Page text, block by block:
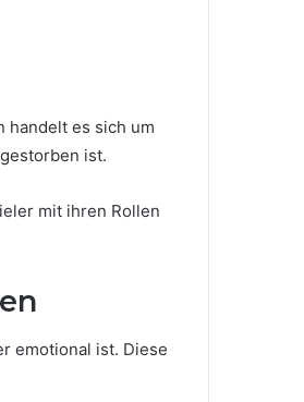
handelt es sich um
ist.
mit ihren Rollen
emotional ist. Diese